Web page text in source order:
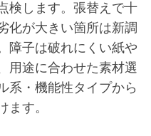
検します。張替えで十
化が大きい箇所は新調
障子は破れにくい紙や
用途に合わせた素材選
系・機能性タイプから
ます。